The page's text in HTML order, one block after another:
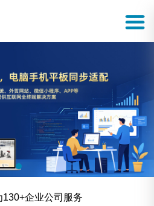
130+企业公司服务